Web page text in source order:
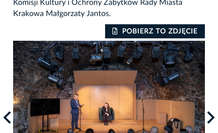
Komisji Kultury i Ochrony Zabytków Rady Miasta
Krakowa Małgorzaty Jantos.
POBIERZ TO ZDJĘCIE